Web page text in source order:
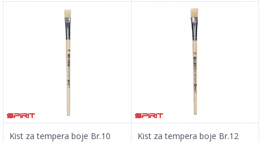
Kist za tempera boje Br.10 Kist za tempera boje Br.12